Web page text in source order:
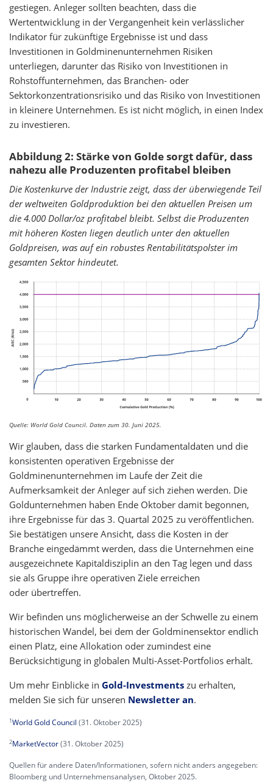
gestiegen. Anleger sollten beachten, dass die
Wertentwicklung in der Vergangenheit kein verlässlicher
Indikator für zukünftige Ergebnisse ist und dass
Investitionen in Goldminenunternehmen Risiken
unterliegen, darunter das Risiko von Investitionen in
Rohstoffunternehmen, das Branchen- oder
Sektorkonzentrationsrisiko und das Risiko von Investitionen
in kleinere Unternehmen. Es ist nicht möglich, in einen Index
zu investieren.
Abbildung 2: Stärke von Golde sorgt dafür, dass
nahezu alle Produzenten profitabel bleiben
Die Kostenkurve der Industrie zeigt, dass der überwiegende Teil
der weltweiten Goldproduktion bei den aktuellen Preisen um
die 4.000 Dollar/oz profitabel bleibt. Selbst die Produzenten
mit höheren Kosten liegen deutlich unter den aktuellen
Goldpreisen, was auf ein robustes Rentabilitätspolster im
gesamten Sektor hindeutet.
Quelle: World Gold Council. Daten zum 30. Juni 2025.
Wir glauben, dass die starken Fundamentaldaten und die
konsistenten operativen Ergebnisse der
Goldminenunternehmen im Laufe der Zeit die
Aufmerksamkeit der Anleger auf sich ziehen werden. Die
Goldunternehmen haben Ende Oktober damit begonnen,
ihre Ergebnisse für das 3. Quartal 2025 zu veröffentlichen.
Sie bestätigen unsere Ansicht, dass die Kosten in der
Branche eingedämmt werden, dass die Unternehmen eine
ausgezeichnete Kapitaldisziplin an den Tag legen und dass
sie als Gruppe ihre operativen Ziele erreichen
oder übertreffen.
Wir befinden uns möglicherweise an der Schwelle zu einem
historischen Wandel, bei dem der Goldminensektor endlich
einen Platz, eine Allokation oder zumindest eine
Berücksichtigung in globalen Multi-Asset-Portfolios erhält.
Um mehr Einblicke in Gold-Investments zu erhalten,
melden Sie sich für unseren Newsletter an.
1World Gold Council (31. Oktober 2025)
2MarketVector(31. Oktober 2025)
Quellen für andere Daten/Informationen, sofern nicht anders angegeben:
Bloomberg und Unternehmensanalysen, Oktober 2025.